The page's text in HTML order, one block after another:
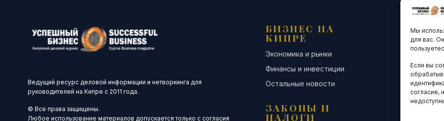
Мы
для вас.
Если вы
согласие,
Ведущий ресурс деловой информации и нетворкинга для
руководителей на Кипре с 2011 года.
© Все права защищены.
Любое использование материалов допускается только с согласия
БИЗНЕС НА
КИПРЕ
Экономика и рынки
Финансы и инвестиции
Остальные новости
ЗАКОНЫ И
НАЛОГИ
Стартапы
Цифровая
Остальные